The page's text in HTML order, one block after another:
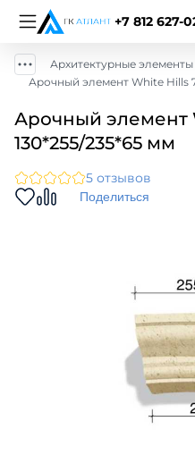
+7 812 627-
Архитектурные
Арочный элемент White Hills
Арочный элемент
130*255/235*65 мм
5 отзывов
Поделиться